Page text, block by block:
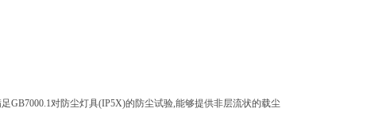
GB7000.1对防尘灯具(IP5X)的防尘试验,能够提供非层流状的载尘